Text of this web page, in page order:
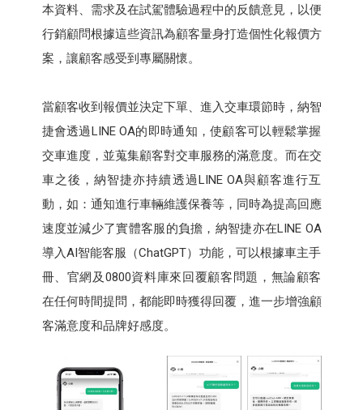
本資料、需求及在試駕體驗過程中的反饋意見，以便
行銷顧問根據這些資訊為顧客量身打造個性化報價方
案，讓顧客感受到專屬關懷。
當顧客收到報價並決定下單、進入交車環節時，納智
捷會透過LINE OA的即時通知，使顧客可以輕鬆掌握
交車進度，並蒐集顧客對交車服務的滿意度。而在交
車之後，納智捷亦持續透過LINE OA與顧客進行互
動，如：通知進行車輛維護保養等，同時為提高回應
速度並減少了實體客服的負擔，納智捷亦在LINE OA
導入AI智能客服（ChatGPT）功能，可以根據車主手
冊、官網及0800資料庫來回覆顧客問題，無論顧客
在任何時間提問，都能即時獲得回覆，進一步增強顧
客滿意度和品牌好感度。